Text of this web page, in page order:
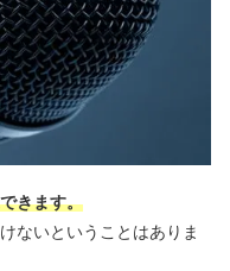
きます。
ないということはありま